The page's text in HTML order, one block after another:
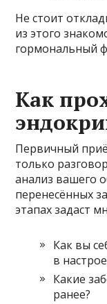
Не стоит
из этого
гормональный
Как
Первичный
только
анализ вашего
перенесённых
этапах задаст
Как вы
в
Какие
ранее?